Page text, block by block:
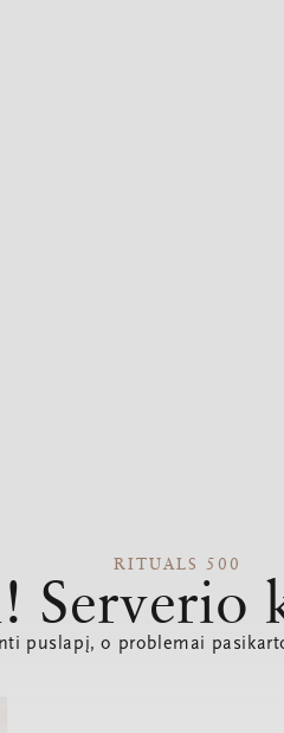
RITUALS 500
Serverio
puslapį, o problemai